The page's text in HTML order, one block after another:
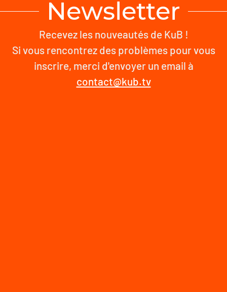
Newsletter
Recevez les nouveautés de KuB !
Si vous rencontrez des problèmes pour vous
inscrire, merci d'envoyer un email à
contact@kub.tv